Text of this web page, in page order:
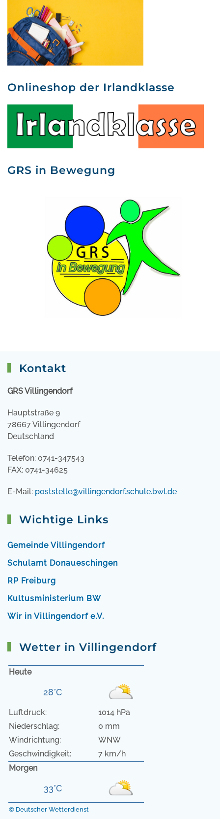
Onlineshop der Irlandklasse
GRS in Bewegung
Kontakt
GRS Villingendorf
Hauptstraße 9
78667 Villingendorf
Deutschland
Telefon: 0741-347543
FAX: 0741-34625
E-Mail: poststelle@villingendorf.schule.bwl.de
Wichtige Links
Gemeinde Villingendorf
Schulamt Donaueschingen
RP Freiburg
Kultusministerium BW
Wir in Villingendorf e.V.
Wetter in Villingendorf
Heute
28°C
Luftdruck:
1014 hPa
Niederschlag:
0 mm
Windrichtung:
WNW
Geschwindigkeit:
7 km/h
Morgen
33°C
© Deutscher Wetterdienst